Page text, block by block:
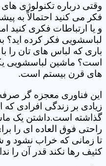
وقتی درباره تکنولوژی
فکر می کنید احتمالاً به
و یا ارتباطات فکری کنید
لباسشویی فکر کرده اید؟
باری که لباس های تان را
است؟ ماشین لباسشویی
های قرن بیستم است.
این فناوری معجزه گر
زیادی بر زندگی افرادی که
گذاشته است.داشتن یک
راحتی فوق العاده ای را
تا زمانی که خراب نشود و
کثیف رها نکند قدر آن را